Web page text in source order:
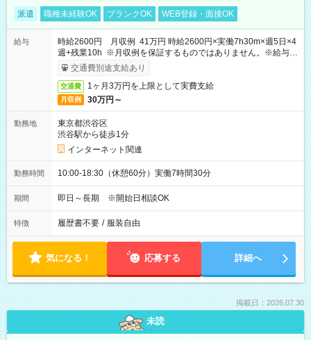
派遣 職種未経験OK ブランクOK WEB登録・面接OK
給与
時給2600円 月収例 41万円 時給2600円×実働7h30m×週5日×4
週+残業10h ※月収例を保証するものではありません。※給与即
受取りサービス利用可（利用条件有）
交通費別途支給あり
交通費 1ヶ月3万円を上限として実費支給
月収例 30万円～
勤務地
東京都渋谷区
渋谷駅から徒歩1分
インターネット関連
勤務時間 10:00-18:30（休憩60分）実働7時間30分
期間 即日～長期 ※開始日相談OK
特徴 履歴書不要 / 服装自由
気になる！ 応募する 詳細へ
掲載日：2026.07.30
未読